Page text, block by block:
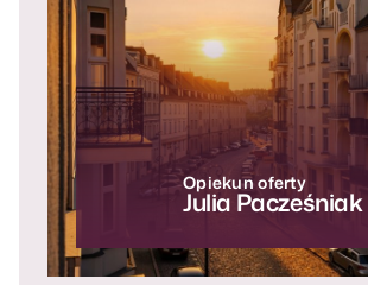
Opiekun oferty
Julia Pacześniak